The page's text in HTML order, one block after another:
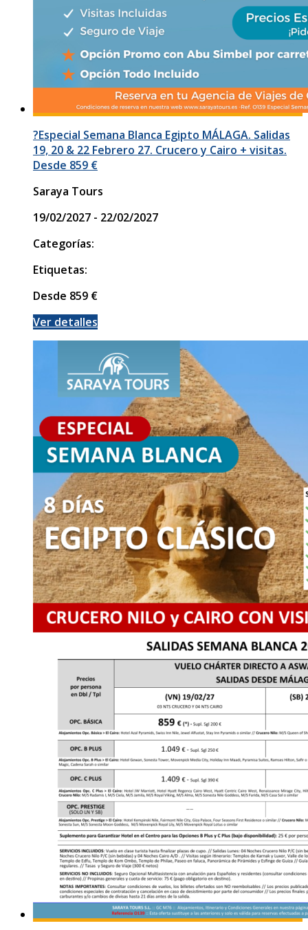
?Especial Semana Blanca Egipto MÁLAGA. Salidas
19, 20 & 22 Febrero 27. Crucero y Cairo + visitas.
Desde 859 €
Saraya Tours
19/02/2027 - 22/02/2027
Categorías:
Etiquetas:
Desde 859 €
Ver detalles